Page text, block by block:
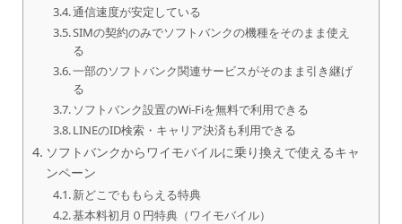
通信速度が安定している
SIMの契約のみでソフトバンクの機種をそのまま使え
る
一部のソフトバンク関連サービスがそのまま引き継げ
る
ソフトバンク設置のWi-Fiを無料で利用できる
LINEのID検索・キャリア決済も利用できる
ソフトバンクからワイモバイルに乗り換えで使えるキャ
ンペーン
新どこでももらえる特典
基本料初月０円特典（ワイモバイル）